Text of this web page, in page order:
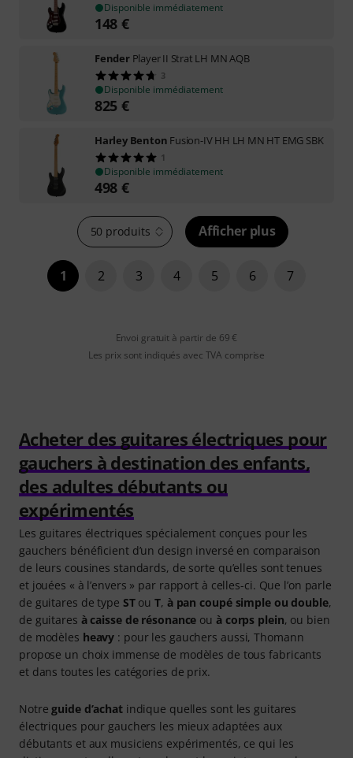
Disponible immédiatement
148 €
Fender Player II Strat LH MN AQB
3
Disponible immédiatement
825 €
Harley Benton Fusion-IV HH LH MN HT EMG SBK
1
Disponible immédiatement
498 €
50 produits Afficher plus
1 2 3 4 5 6 7
Envoi gratuit à partir de 69 €
Les prix sont indiqués avec TVA comprise
Acheter des guitares électriques pour
gauchers à destination des enfants,
des adultes débutants ou
expérimentés
Les guitares électriques spécialement conçues pour les
gauchers bénéficient d’un design inversé en comparaison
de leurs cousines standards, de sorte qu’elles sont tenues
et jouées « à l’envers » par rapport à celles-ci. Que l’on parle
de guitares de type STouT, à pan coupé simple ou double,
de guitares à caisse de résonance ou à corps plein, ou bien
de modèles heavy : pour les gauchers aussi, Thomann
propose un choix immense de modèles de tous fabricants
et dans toutes les catégories de prix.
Notreguide d’achatindique quelles sont les guitares
électriques pour gauchers les mieux adaptées aux
débutants et aux musiciens expérimentés, ce qui les